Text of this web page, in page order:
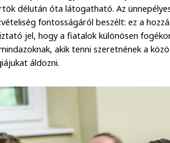
délután óta látogatható. Az
fontosságáról beszélt: ez a
jel, hogy a fiatalok különösen
akik tenni szeretnének a
áldozni.